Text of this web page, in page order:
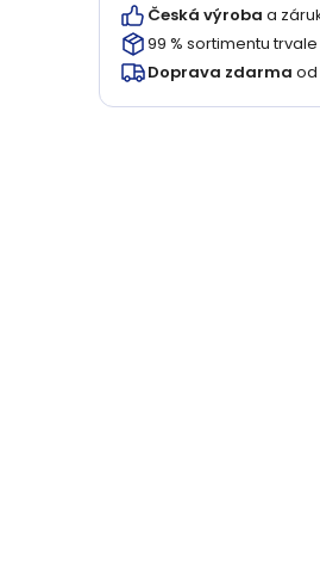
Česká výroba a
99 % sortimentu trvale
Doprava zdarma od